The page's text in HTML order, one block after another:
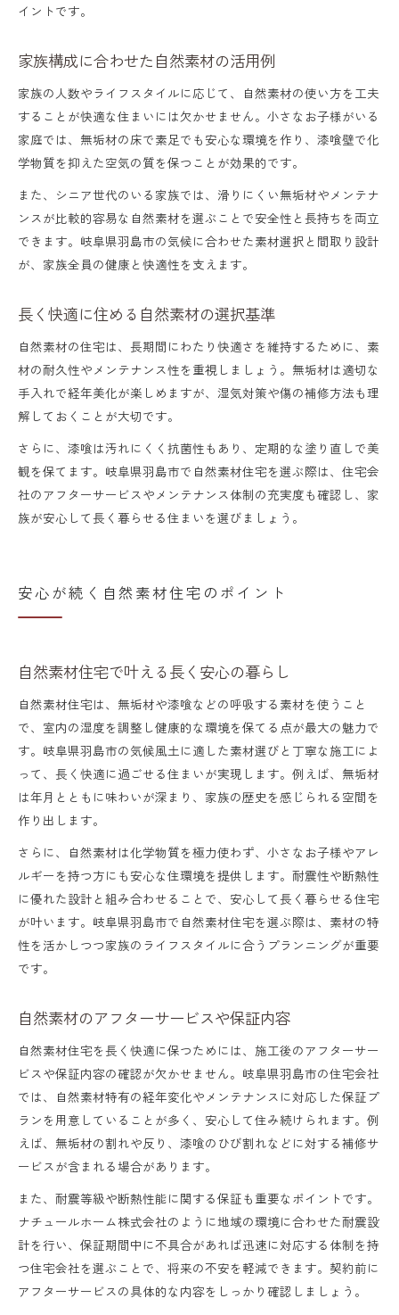
イントです。
家族構成に合わせた自然素材の活用例
家族の人数やライフスタイルに応じて、自然素材の使い方を工夫
することが快適な住まいには欠かせません。小さなお子様がいる
家庭では、無垢材の床で素足でも安心な環境を作り、漆喰壁で化
学物質を抑えた空気の質を保つことが効果的です。
また、シニア世代のいる家族では、滑りにくい無垢材やメンテナ
ンスが比較的容易な自然素材を選ぶことで安全性と長持ちを両立
できます。岐阜県羽島市の気候に合わせた素材選択と間取り設計
が、家族全員の健康と快適性を支えます。
長く快適に住める自然素材の選択基準
自然素材の住宅は、長期間にわたり快適さを維持するために、素
材の耐久性やメンテナンス性を重視しましょう。無垢材は適切な
手入れで経年美化が楽しめますが、湿気対策や傷の補修方法も理
解しておくことが大切です。
さらに、漆喰は汚れにくく抗菌性もあり、定期的な塗り直しで美
観を保てます。岐阜県羽島市で自然素材住宅を選ぶ際は、住宅会
社のアフターサービスやメンテナンス体制の充実度も確認し、家
族が安心して長く暮らせる住まいを選びましょう。
安心が続く自然素材住宅のポイント
自然素材住宅で叶える長く安心の暮らし
自然素材住宅は、無垢材や漆喰などの呼吸する素材を使うこと
で、室内の湿度を調整し健康的な環境を保てる点が最大の魅力で
す。岐阜県羽島市の気候風土に適した素材選びと丁寧な施工によ
って、長く快適に過ごせる住まいが実現します。例えば、無垢材
は年月とともに味わいが深まり、家族の歴史を感じられる空間を
作り出します。
さらに、自然素材は化学物質を極力使わず、小さなお子様やアレ
ルギーを持つ方にも安心な住環境を提供します。耐震性や断熱性
に優れた設計と組み合わせることで、安心して長く暮らせる住宅
が叶います。岐阜県羽島市で自然素材住宅を選ぶ際は、素材の特
性を活かしつつ家族のライフスタイルに合うプランニングが重要
です。
自然素材のアフターサービスや保証内容
自然素材住宅を長く快適に保つためには、施工後のアフターサー
ビスや保証内容の確認が欠かせません。岐阜県羽島市の住宅会社
では、自然素材特有の経年変化やメンテナンスに対応した保証プ
ランを用意していることが多く、安心して住み続けられます。例
えば、無垢材の割れや反り、漆喰のひび割れなどに対する補修サ
ービスが含まれる場合があります。
また、耐震等級や断熱性能に関する保証も重要なポイントです。
ナチュールホーム株式会社のように地域の環境に合わせた耐震設
計を行い、保証期間中に不具合があれば迅速に対応する体制を持
つ住宅会社を選ぶことで、将来の不安を軽減できます。契約前に
アフターサービスの具体的な内容をしっかり確認しましょう。